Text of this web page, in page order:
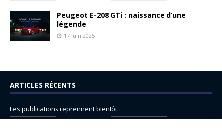
Peugeot E-208 GTi : naissance d’une
légende
17 juin 2025
ARTICLES RÉCENTS
Les publications reprennent bientôt…